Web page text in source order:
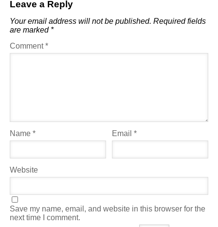
Leave a Reply
Your email address will not be published. Required fields
are marked *
Comment*
Name * Email*
Website
Save my name, email, and website in this browser for the
next time I comment.